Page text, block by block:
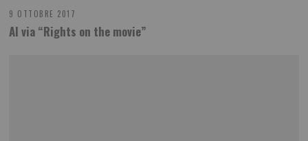
9 OTTOBRE 2017
Al via “Rights on the movie”